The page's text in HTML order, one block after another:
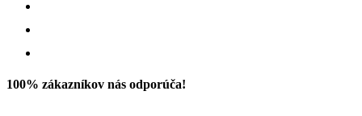
100% zákazníkov nás odporúča!